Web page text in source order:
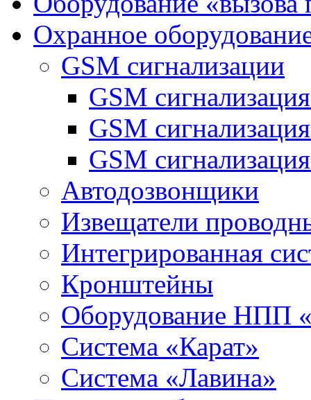
Охранное
GSM сигнализации
GSM
GSM
GSM
Автодозвонщики
Извещатели
Интегрированная
Кронштейны
Оборудование НПП
Система «Карат»
Система «Лавина»